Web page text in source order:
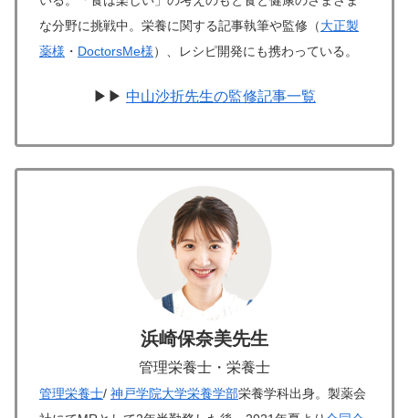
な分野に挑戦中。栄養に関する記事執筆や監修（大正製
薬様 ・ DoctorsMe様）、レシピ開発にも携わっている。
▶▶ 中山沙折先生の監修記事一覧
浜崎保奈美先生
管理栄養士・栄養士
管理栄養士/ 神戸学院大学栄養学部栄養学科出身。製薬会